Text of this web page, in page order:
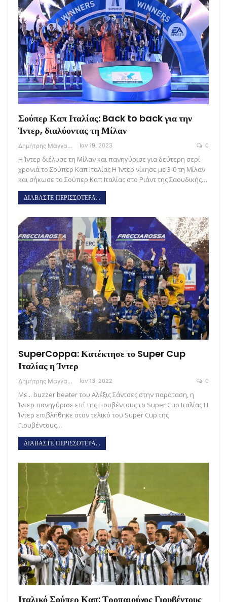
Σούπερ Καπ Ιταλίας: Back to back για την
Ίντερ, διαλύοντας τη Μίλαν
Δημήτρης Μαγγανάρης Ιαν 19, 2023 0
Η Ίντερ διέλυσε τη Μίλαν και πανηγύρισε για δεύτερη σερί
χρονιά το Σούπερ Καπ Ιταλίας Η Ίντερ νίκησε με 3-0 τη Μίλαν
και σήκωσε το Σούπερ Καπ Ιταλίας στο Ριάντ της Σαουδικής…
ΔΙΑΒΑΣΤΕ ΠΕΡΙΣΣΟΤΕΡΑ...
SuperCoppa: Κατέκτησε το Super Cup
Ιταλίας η Ίντερ
Δημήτρης Μαγγανάρης Ιαν 13, 2022 0
Με... buzzer beater του Αλέξις Σάντσες στην παράταση, η
Ίντερ πανηγύρισε επί της Γιουβέντους το Super Cup Ιταλίας Η
Ίντερ επιβλήθηκε στον τελικό του Super Cup της
Γιουβέντους…
ΔΙΑΒΑΣΤΕ ΠΕΡΙΣΣΟΤΕΡΑ...
Ιταλικό Σούπερ Καπ: Τροπαιούχος Γιουβέντους